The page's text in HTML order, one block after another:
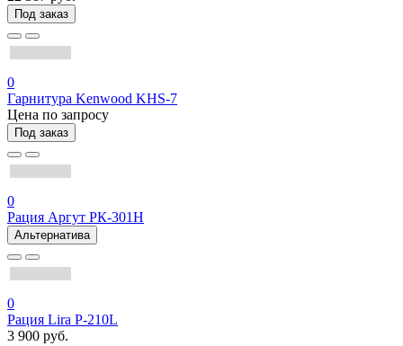
Под заказ
0
Гарнитура Kenwood KHS-7
Цена по запросу
Под заказ
0
Рация Аргут РК-301Н
Альтернатива
0
Рация Lira P-210L
3 900 руб.